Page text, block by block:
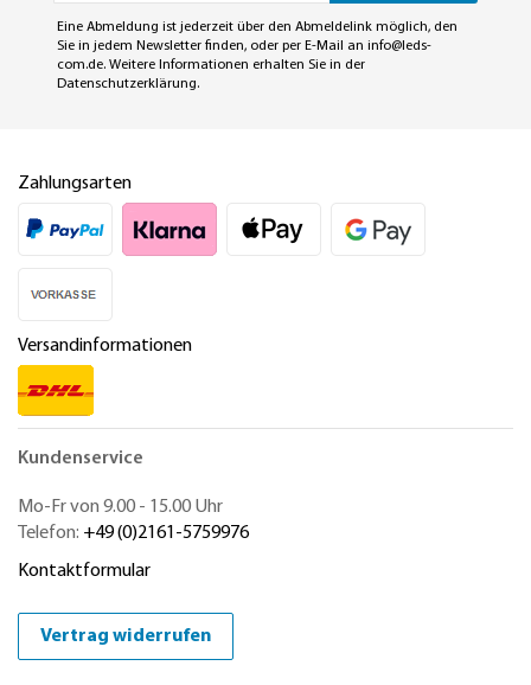
Eine Abmeldung ist jederzeit über den Abmeldelink möglich, den
Sie in jedem Newsletter finden, oder per E-Mail an info@leds-
com.de. Weitere Informationen erhalten Sie in der
Datenschutzerklärung.
Zahlungsarten
Versandinformationen
Kundenservice
Mo-Fr von 9.00 - 15.00 Uhr
Telefon: +49 (0)2161-5759976
Kontaktformular
Vertrag widerrufen